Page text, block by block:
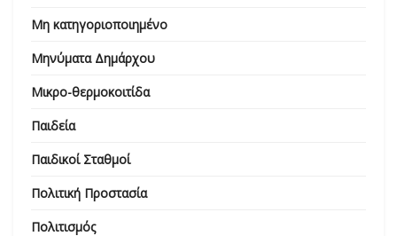
Μη κατηγοριοποιημένο
Μηνύματα Δημάρχου
Μικρο-θερμοκοιτίδα
Παιδεία
Παιδικοί Σταθμοί
Πολιτική Προστασία
Πολιτισμός